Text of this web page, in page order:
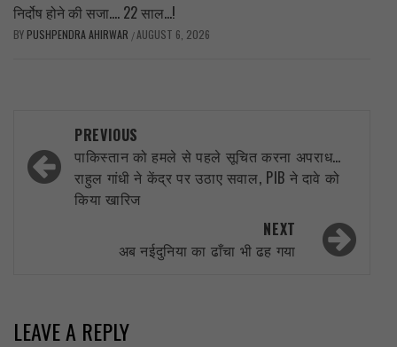
निर्दोष होने की सजा…. 22 साल…!
BY PUSHPENDRA AHIRWAR /AUGUST 6, 2026
navigation
PREVIOUS
पाकिस्तान को हमले से पहले सूचित करना अपराध…
राहुल गांधी ने केंद्र पर उठाए सवाल, PIB ने दावे को
किया खारिज
NEXT
अब नईदुनिया का ढाँचा भी ढह गया
LEAVE A REPLY